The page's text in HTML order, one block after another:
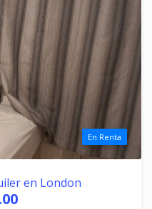
En Renta
en London